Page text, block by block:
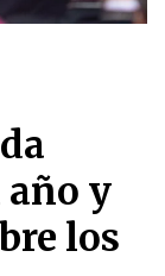
año y
los